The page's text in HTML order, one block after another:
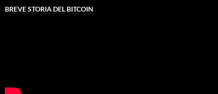
BREVE STORIA DEL BITCOIN